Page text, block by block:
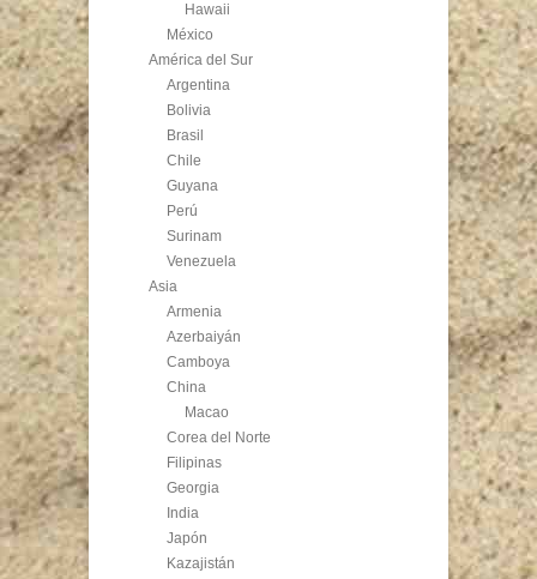
Hawaii
México
América del Sur
Argentina
Bolivia
Brasil
Chile
Guyana
Perú
Surinam
Venezuela
Asia
Armenia
Azerbaiyán
Camboya
China
Macao
Corea del Norte
Filipinas
Georgia
India
Japón
Kazajistán